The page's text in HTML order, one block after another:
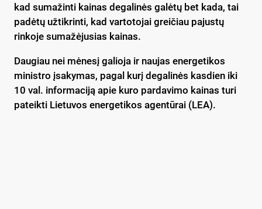
kad sumažinti kainas degalinės galėtų bet kada, tai
padėtų užtikrinti, kad vartotojai greičiau pajustų
rinkoje sumažėjusias kainas.
Daugiau nei mėnesį galioja ir naujas energetikos
ministro įsakymas, pagal kurį degalinės kasdien iki
10 val. informaciją apie kuro pardavimo kainas turi
pateikti Lietuvos energetikos agentūrai (LEA).